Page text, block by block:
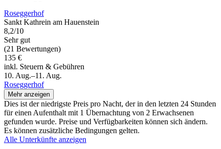
Roseggerhof
Sankt Kathrein am Hauenstein
8,2/10
Sehr gut
(21 Bewertungen)
135 €
inkl. Steuern & Gebühren
10. Aug.–11. Aug.
Roseggerhof
Mehr anzeigen
Dies ist der niedrigste Preis pro Nacht, der in den letzten 24 Stunden
für einen Aufenthalt mit 1 Übernachtung von 2 Erwachsenen
gefunden wurde. Preise und Verfügbarkeiten können sich ändern.
Es können zusätzliche Bedingungen gelten.
Alle Unterkünfte anzeigen